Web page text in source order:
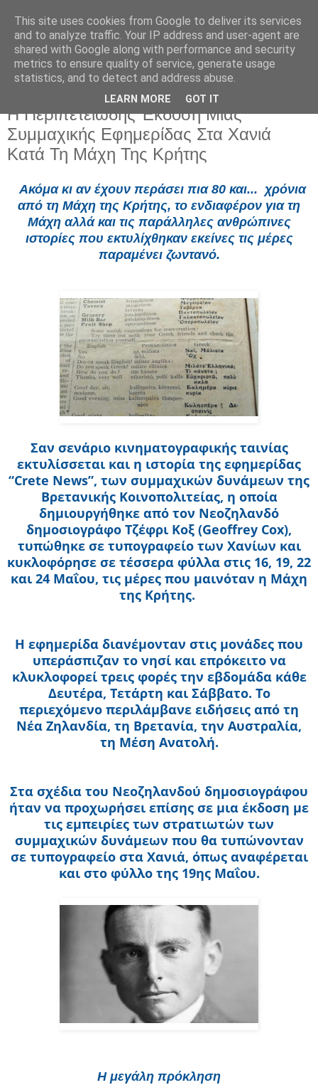
Πέμπτη 28 Μαΐου 2026
Η Περιπετειώδης Έκδοση Μίας
Συμμαχικής Εφημερίδας Στα Χανιά
Κατά Τη Μάχη Της Κρήτης
Ακόμα κι αν έχουν περάσει πια 80 και... χρόνια
από τη Μάχη της Κρήτης, το ενδιαφέρον για τη
Μάχη αλλά και τις παράλληλες ανθρώπινες
ιστορίες που εκτυλίχθηκαν εκείνες τις μέρες
παραμένει ζωντανό.
Σαν σενάριο κινηματογραφικής ταινίας
εκτυλίσσεται και η ιστορία της εφημερίδας
“Crete News”, των συμμαχικών δυνάμεων της
Βρετανικής Κοινοπολιτείας, η οποία
δημιουργήθηκε από τον Νεοζηλανδό
δημοσιογράφο Τζέφρι Κοξ (Geoffrey Cox),
τυπώθηκε σε τυπογραφείο των Χανίων και
κυκλοφόρησε σε τέσσερα φύλλα στις 16, 19, 22
και 24 Μαΐου, τις μέρες που μαινόταν η Μάχη
της Κρήτης.
Η εφημερίδα διανέμονταν στις μονάδες που
υπεράσπιζαν το νησί και επρόκειτο να
κλυκλοφορεί τρεις φορές την εβδομάδα κάθε
Δευτέρα, Τετάρτη και Σάββατο. Το
περιεχόμενο περιλάμβανε ειδήσεις από τη
Νέα Ζηλανδία, τη Βρετανία, την Αυστραλία,
τη Μέση Ανατολή.
Στα σχέδια του Νεοζηλανδού δημοσιογράφου
ήταν να προχωρήσει επίσης σε μια έκδοση με
τις εμπειρίες των στρατιωτών των
συμμαχικών δυνάμεων που θα τυπώνονταν
σε τυπογραφείο στα Χανιά, όπως αναφέρεται
και στο φύλλο της 19ης Μαΐου.
Η μεγάλη πρόκληση
This site uses cookies from Google to deliver its services
and to analyze traffic. Your IP address and user-agent are
shared with Google along with performance and security
metrics to ensure quality of service, generate usage
statistics, and to detect and address abuse.
LEARN MORE GOT IT